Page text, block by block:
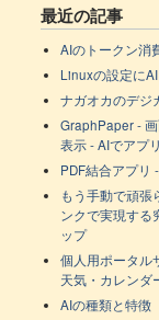
最近の記事
AIのトークン消
Linuxの設定に
ナガオカのデジ
GraphPaper -
表示 - AIでアプ
PDF結合アプリ
もう手動で頑張
ンクで実現する
ップ
個人用ポータル
天気・カレンダ
AIの種類と特徴